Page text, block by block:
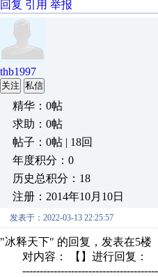
回复 引用 举报
thb1997
关注 私信
精华：0帖
求助：0帖
帖子：0帖 | 18回
年度积分：0
历史总积分：18
注册：2014年10月10日
发表于：2022-03-13 22:25:57
"冰释天下" 的回复，发表在5楼
对内容： 【】进行回复：